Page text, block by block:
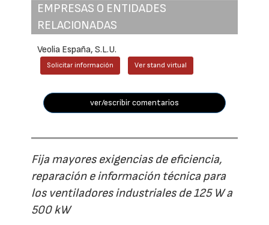
EMPRESAS O ENTIDADES
RELACIONADAS
Veolia España, S.L.U.
Solicitar información Ver stand virtual
ver/escribir comentarios
Fija mayores exigencias de eficiencia,
reparación e información técnica para
los ventiladores industriales de 125 W a
500 kW